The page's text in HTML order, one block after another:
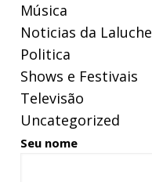
Música
Noticias da Laluche
Politica
Shows e Festivais
Televisão
Uncategorized
Seu nome